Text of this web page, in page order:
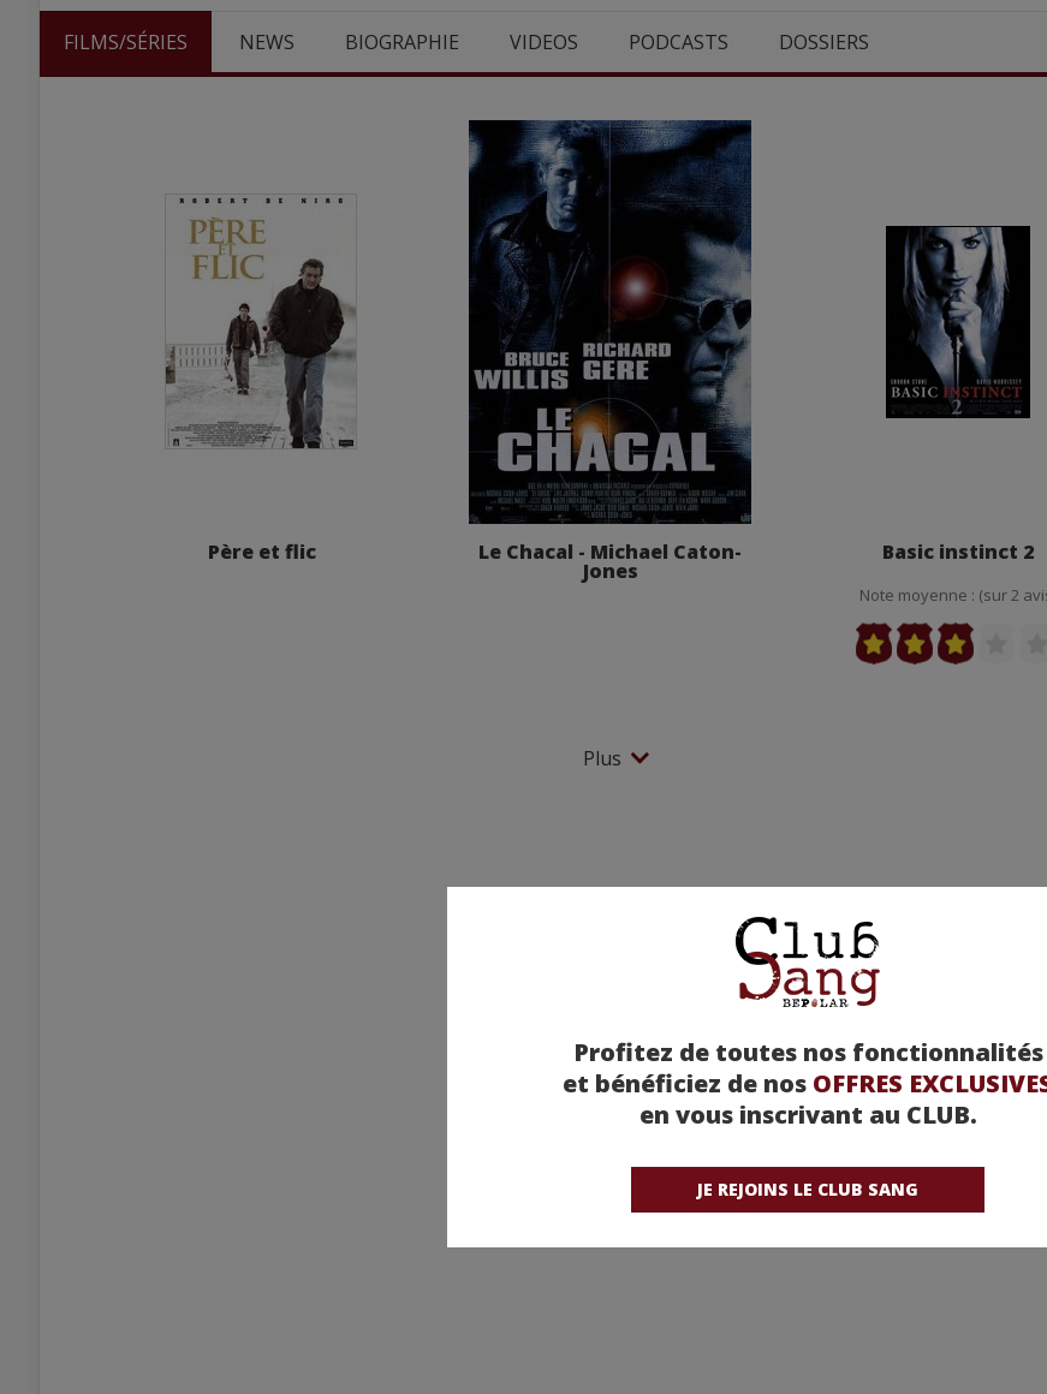
Profitez de toutes nos fonctionnalités
et bénéficiez de nos OFFRES
en vous inscrivant au CLUB.
JE REJOINS LE CLUB SANG
FILMS/SÉRIES NEWS BIOGRAPHIE VIDEOS PODCASTS DOSSIERS
Père et flic Le Chacal - Michael Caton-
Jones
Basic instinct 2
Note moyenne : (sur 2
Plus